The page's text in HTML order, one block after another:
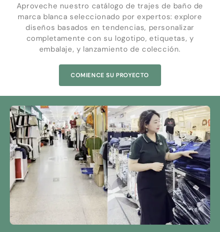
Aproveche nuestro catálogo de trajes de baño de
marca blanca seleccionado por expertos: explore
diseños basados ​​en tendencias, personalizar
completamente con su logotipo, etiquetas, y
embalaje, y lanzamiento de colección.
COMIENCE SU PROYECTO